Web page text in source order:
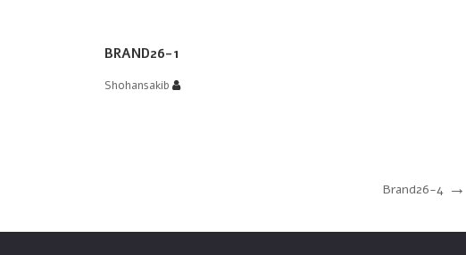
BRAND26-1
Shohansakib
Brand26-4